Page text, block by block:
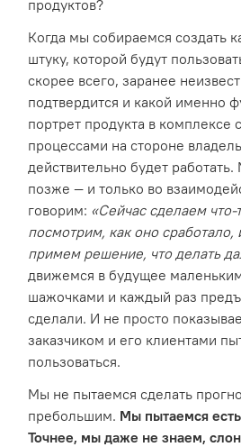
продуктов?
Когда мы собираемся создать
штуку, которой будут
скорее всего, заранее
подтвердится и какой именно
портрет продукта в комплексе
процессами на стороне
действительно будет
позже — и только во
говорим: «Сейчас сделаем
посмотрим, как оно сработало,
примем решение, что делать
движемся в будущее
шажочками и каждый раз
сделали. И не просто
заказчиком и его клиентами
пользоваться.
Мы не пытаемся сделать
пребольшим. Мы пытаемся
Точнее, мы даже не знаем,